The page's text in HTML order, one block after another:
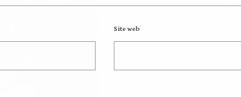
Site web